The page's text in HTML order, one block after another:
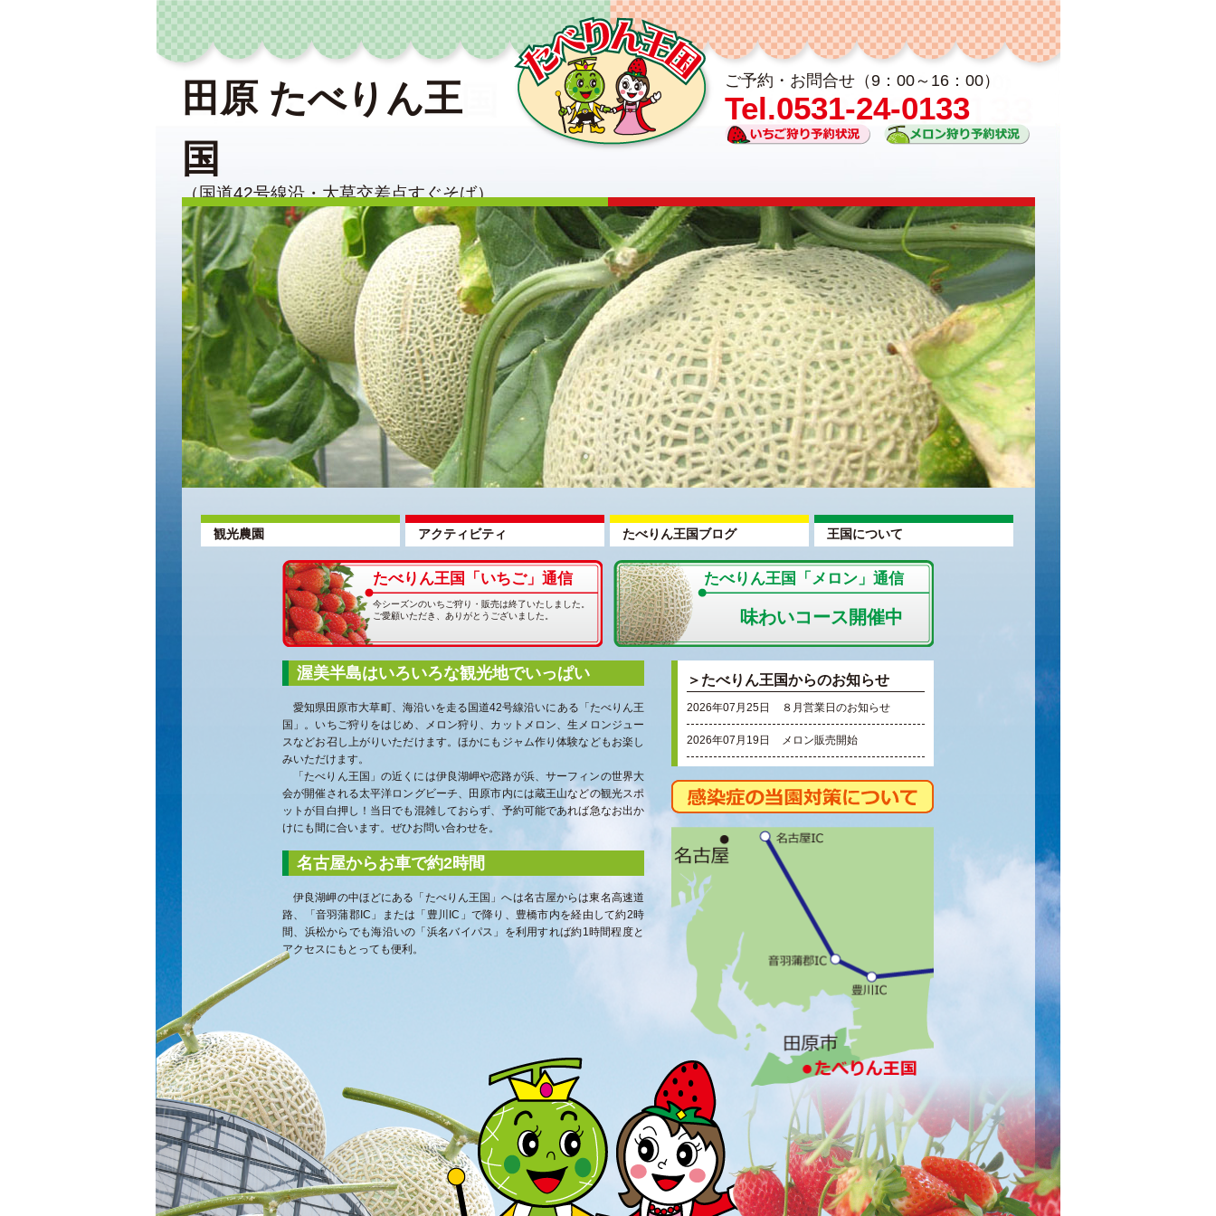
田原 たべりん王
国
（国道42号線沿・大草交差点すぐそば）
ご予約・お問合せ（9：00～16：00）
Tel.0531-24-0133
観光農園 アクティビティ たべりん王国ブログ 王国について
たべりん王国「いちご」通信
今シーズンのいちご狩り・販売は終了いたしました。
ご愛顧いただき、ありがとうございました。
たべりん王国「メロン」通信
味わいコース開催中
渥美半島はいろいろな観光地でいっぱい
愛知県田原市大草町、海沿いを走る国道42号線沿いにある「たべりん王
国」。いちご狩りをはじめ、メロン狩り、カットメロン、生メロンジュー
スなどお召し上がりいただけます。ほかにもジャム作り体験などもお楽し
みいただけます。
「たべりん王国」の近くには伊良湖岬や恋路が浜、サーフィンの世界大
会が開催される太平洋ロングビーチ、田原市内には蔵王山などの観光スポ
ットが目白押し！当日でも混雑しておらず、予約可能であれば急なお出か
けにも間に合います。ぜひお問い合わせを。
名古屋からお車で約2時間
伊良湖岬の中ほどにある「たべりん王国」へは名古屋からは東名高速道
路、「音羽蒲郡IC」または「豊川IC」で降り、豊橋市内を経由して約2時
間、浜松からでも海沿いの「浜名バイパス」を利用すれば約1時間程度と
アクセスにもとっても便利。
＞たべりん王国からのお知らせ
2026年07月25日 ８月営業日のお知らせ
2026年07月19日 メロン販売開始